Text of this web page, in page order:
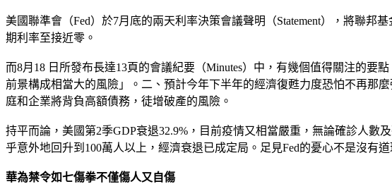
美國聯準會（Fed）於7月底的兩天利率決策會議聲明（Statement），將聯邦
期利率至接近零。
而8月18 日所發布長達13頁的會議紀要（Minutes）中，有幾個值得關注的
前景構成相當大的風險」。二、預計今年下半年的經濟復甦力度恐怕不再那
庭和企業將背負高額債務，徒增破產的風險。
持平而論，美國第2季GDP衰退32.9%，目前疫情又相當嚴重，無論確診人
乎意外地回升到100萬人以上，經濟衰退已成定局。足見Fed的憂心不是沒有
華為禁令如七傷拳不僅傷人又自傷